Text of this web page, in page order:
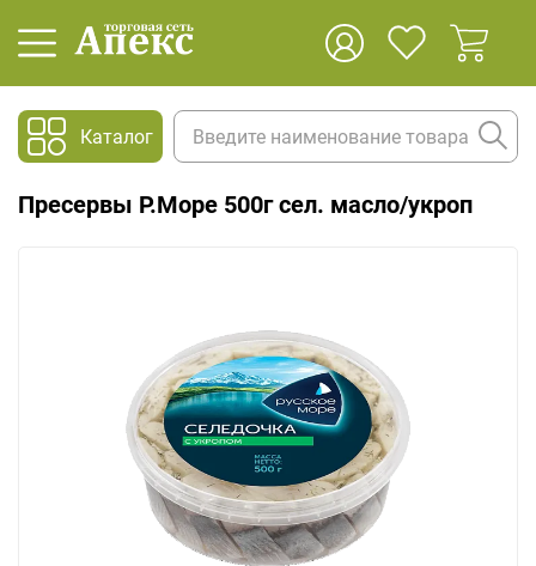
Каталог
Пресервы Р.Море 500г сел. масло/укроп